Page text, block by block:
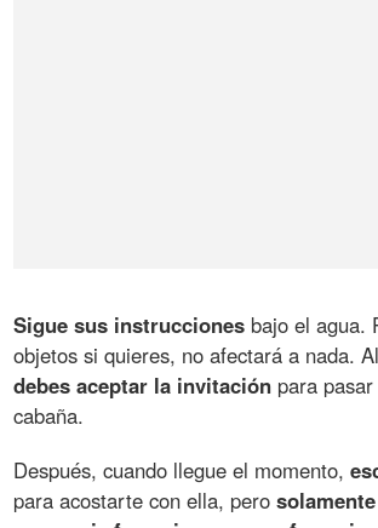
Sigue sus instrucciones bajo el agua.
objetos si quieres, no afectará a nada.
debes aceptar la invitación para
cabaña.
Después, cuando llegue el momento,
para acostarte con ella, pero